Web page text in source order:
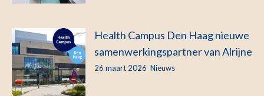
Health Campus Den Haag nieuwe
samenwerkingspartner van Alrijne
26 maart 2026 Nieuws